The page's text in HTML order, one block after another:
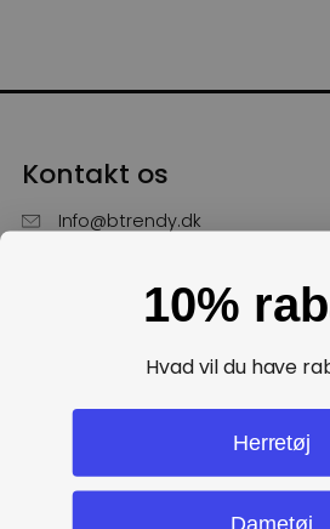
Kontakt os
Info@btrendy.dk
Hverdage fra kl. 10 - 16
10%
Hvad vil du have
Herretøj